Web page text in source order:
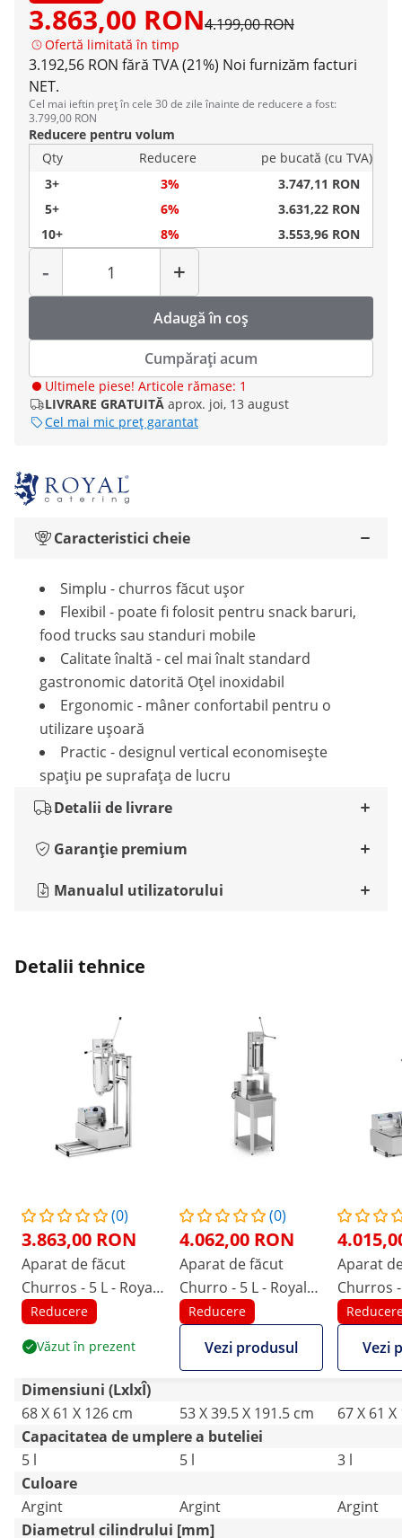
3.863,00 RON4.199,00 RON
Ofertă limitată în timp
3.192,56 RON fără TVA (21%) Noi furnizăm facturi
NET.
Cel mai ieftin preț în cele 30 de zile înainte de reducere a fost:
3.799,00 RON
Reducere pentru volum
Qty
Reducere
pe bucată (cu TVA)
3+
3%
3.747,11 RON
5+
6%
3.631,22 RON
10+
8% 3.553,96 RON
-
Cantitate
+
Adaugă în coș
Cumpărați acum
Ultimele piese! Articole rămase: 1
LIVRARE GRATUITĂ aprox. joi, 13 august
Cel mai mic preț garantat
Caracteristici cheie
Simplu - churros făcut ușor
Flexibil - poate fi folosit pentru snack baruri,
food trucks sau standuri mobile
Calitate înaltă - cel mai înalt standard
gastronomic datorită Oţel inoxidabil
Ergonomic - mâner confortabil pentru o
utilizare ușoară
Practic - designul vertical economisește
spațiu pe suprafața de lucru
Detalii de livrare
Garanție premium
Manualul utilizatorului
Detalii tehnice
(0)
3.863,00 RON
Aparat de făcut
Churros - 5 L - Royal
Catering - 2500 W
Reducere
Văzut în prezent
(0)
4.062,00 RON
Aparat de făcut
Churro - 5 L - Royal
Catering
Reducere
Vezi produsul
Aparat
Churros
Vezi
Dimensiuni (LxlxÎ)
68 X 61 X 126 cm
53 X 39.5 X 191.5 cm
67 X 61
Capacitatea de umplere a buteliei
5 l
5 l
3 l
Culoare
Argint
Argint
Argint
Diametrul cilindrului [mm]